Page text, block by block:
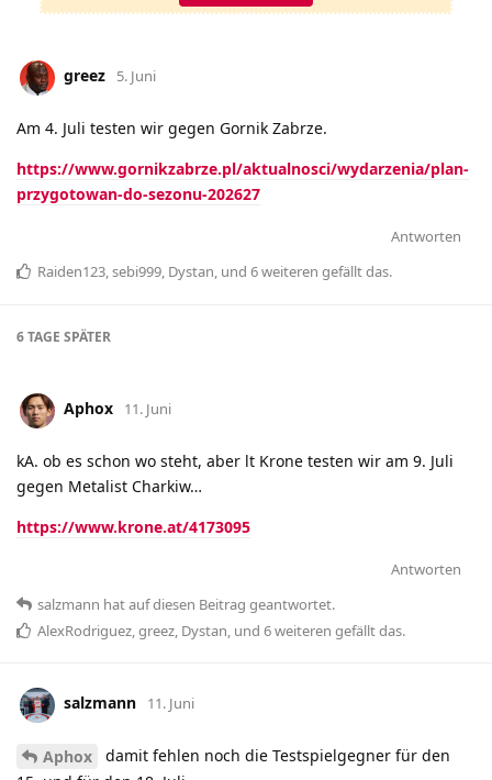
greez 5. Juni
Am 4. Juli testen wir gegen Gornik Zabrze.
https://www.gornikzabrze.pl/aktualnosci/wydarzenia/plan-
przygotowan-do-sezonu-202627
Antworten
Raiden123,sebi999, Dystan, und 6weiteren gefällt das.
6 TAGE SPÄTER
Aphox 11. Juni
kA. ob es schon wo steht, aber lt Krone testen wir am 9. Juli
gegen Metalist Charkiw…
https://www.krone.at/4173095
Antworten
salzmann hatauf diesen Beitrag geantwortet.
AlexRodriguez,greez, Dystan, und 6weiteren gefällt das.
salzmann 11. Juni
Aphox
damit fehlen noch die Testspielgegner für den